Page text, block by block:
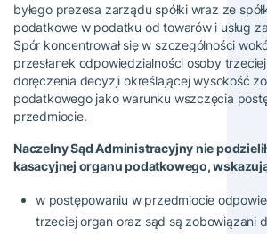
byłego prezesa zarządu spółki wraz ze
podatkowe w podatku od towarów i usług
Spór koncentrował się w szczególności
przesłanek odpowiedzialności osoby
doręczenia decyzji określającej wysokość
podatkowego jako warunku wszczęcia
przedmiocie.
Naczelny Sąd Administracyjny nie
kasacyjnej organu podatkowego,
w postępowaniu w przedmiocie
trzeciej organ oraz sąd są zobowiązani